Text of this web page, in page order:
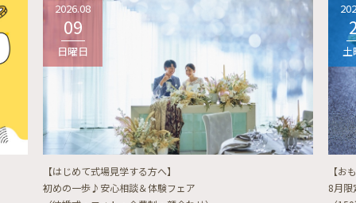
2026.08
09
日曜日
【はじめて式場見学する方へ】
初めの一歩♪安心相談＆体験フェア
土
【お
8月限